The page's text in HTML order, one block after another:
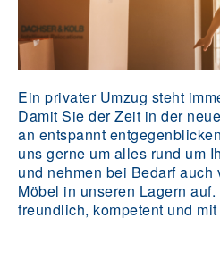
Ein privater Umzug steht
Damit Sie der Zeit in der
an entspannt
uns gerne um alles rund um
und nehmen bei Bedarf auch
Möbel in unseren Lagern
freundlich, kompetent und